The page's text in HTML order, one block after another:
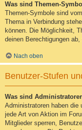
Was sind Themen-
Themen-Symbole sind
Thema in Verbindung
können. Die Möglichkeit,
deinen Berechtigungen
Nach oben
Benutzer-Stufen
Was sind
Administratoren haben
jede Art von Aktion im
Mitglieder sperren,